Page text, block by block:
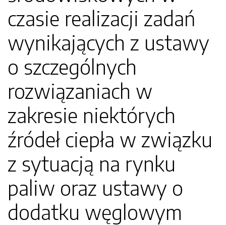
czasie realizacji zadań
wynikających z ustawy
o szczególnych
rozwiązaniach w
zakresie niektórych
źródeł ciepła w związku
z sytuacją na rynku
paliw oraz ustawy o
dodatku węglowym